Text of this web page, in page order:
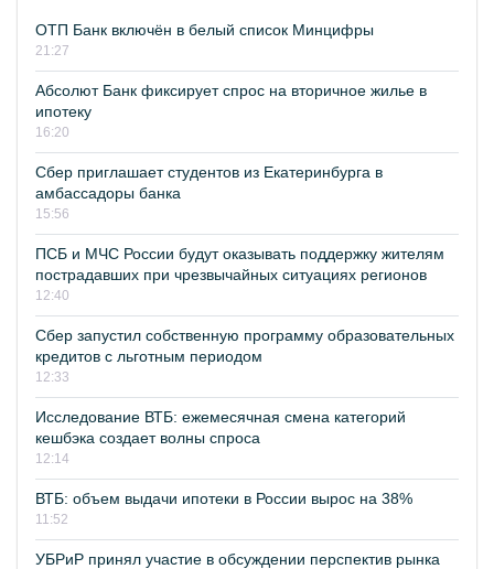
ОТП Банк включён в белый список Минцифры
21:27
Абсолют Банк фиксирует спрос на вторичное жилье в
ипотеку
16:20
Сбер приглашает студентов из Екатеринбурга в
амбассадоры банка
15:56
ПСБ и МЧС России будут оказывать поддержку жителям
пострадавших при чрезвычайных ситуациях регионов
12:40
Сбер запустил собственную программу образовательных
кредитов с льготным периодом
12:33
Исследование ВТБ: ежемесячная смена категорий
кешбэка создает волны спроса
12:14
ВТБ: объем выдачи ипотеки в России вырос на 38%
11:52
УБРиР принял участие в обсуждении перспектив рынка